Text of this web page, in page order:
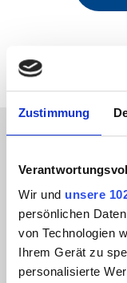
Zustimmung
Wir und unsere
persönlichen
von Technologien
Ihrem Gerät zu
personalisierte
les